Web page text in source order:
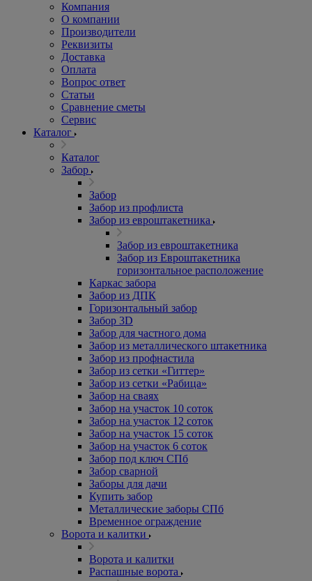
Компания
О компании
Производители
Реквизиты
Доставка
Оплата
Вопрос ответ
Статьи
Сравнение сметы
Сервис
Каталог
Каталог
Забор
Забор
Забор из профлиста
Забор из евроштакетника
Забор из евроштакетника
Забор из Евроштакетника
горизонтальное расположение
Каркас забора
Забор из ДПК
Горизонтальный забор
Забор 3D
Забор для частного дома
Забор из металлического штакетника
Забор из профнастила
Забор из сетки «Гиттер»
Забор из сетки «Рабица»
Забор на сваях
Забор на участок 10 соток
Забор на участок 12 соток
Забор на участок 15 соток
Забор на участок 6 соток
Забор под ключ СПб
Забор сварной
Заборы для дачи
Купить забор
Металлические заборы СПб
Временное ограждение
Ворота и калитки
Ворота и калитки
Распашные ворота